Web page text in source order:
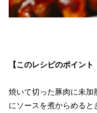
【このレシピのポイント
焼いて切った豚肉に未加
にソースを煮からめると